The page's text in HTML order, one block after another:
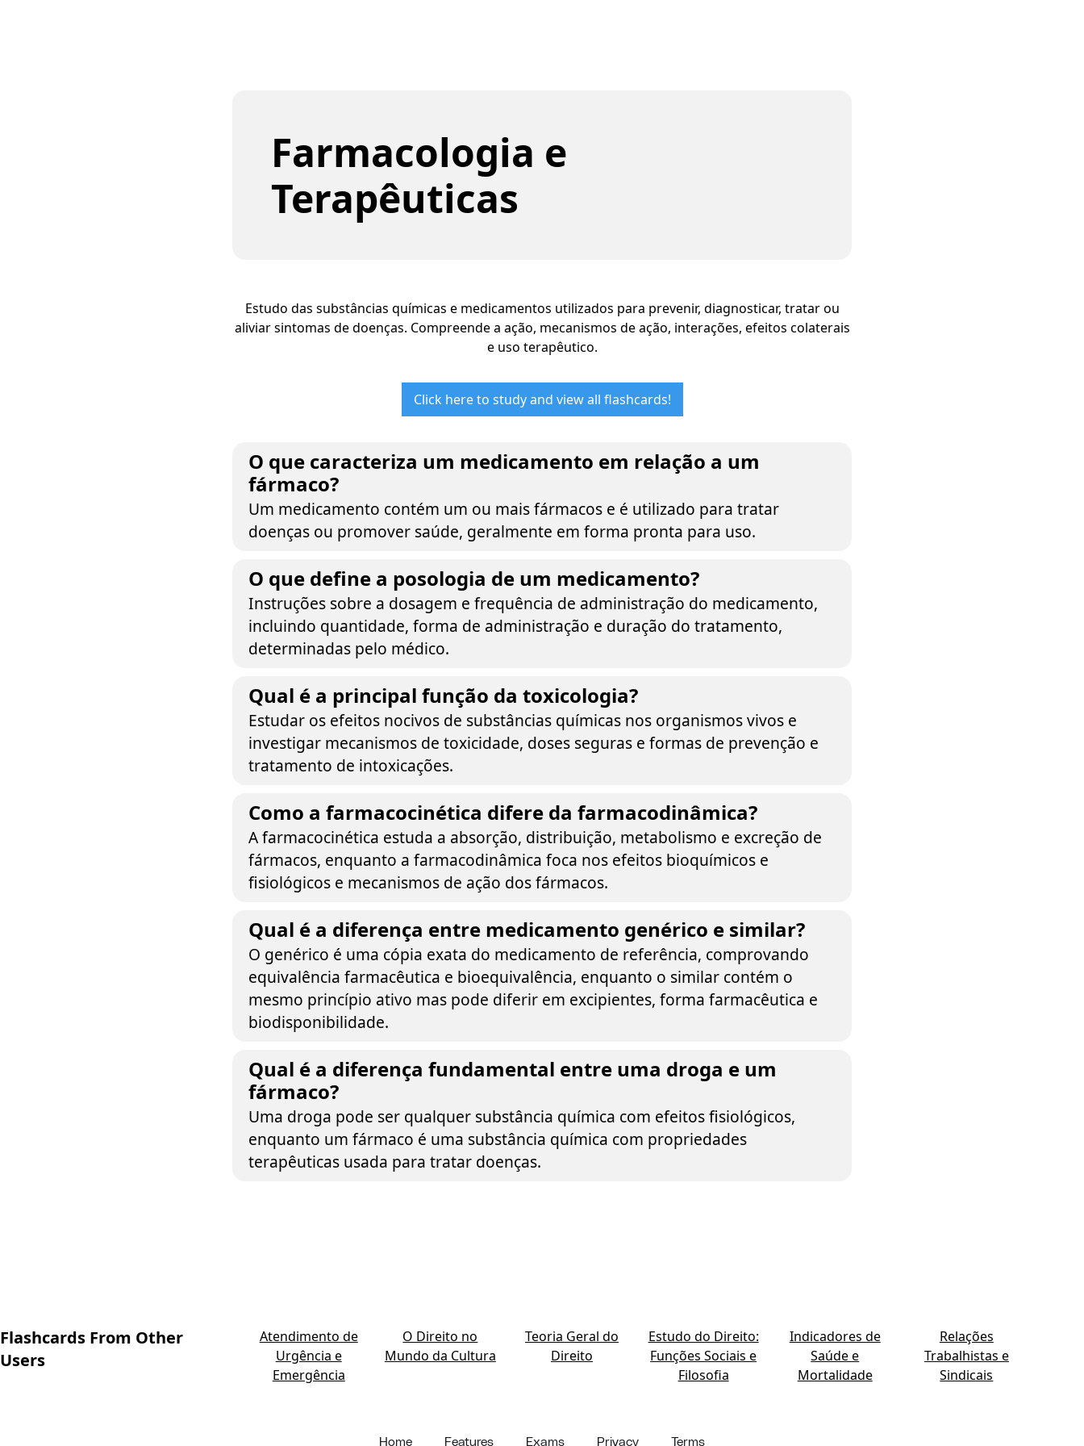
Farmacologia e
Terapêuticas
Estudo das substâncias químicas e medicamentos utilizados para prevenir, diagnosticar, tratar ou
aliviar sintomas de doenças. Compreende a ação, mecanismos de ação, interações, efeitos colaterais
e uso terapêutico.
Click here to study and view all flashcards!
O que caracteriza um medicamento em relação a um
fármaco?
Um medicamento contém um ou mais fármacos e é utilizado para tratar
doenças ou promover saúde, geralmente em forma pronta para uso.
O que define a posologia de um medicamento?
Instruções sobre a dosagem e frequência de administração do medicamento,
incluindo quantidade, forma de administração e duração do tratamento,
determinadas pelo médico.
Qual é a principal função da toxicologia?
Estudar os efeitos nocivos de substâncias químicas nos organismos vivos e
investigar mecanismos de toxicidade, doses seguras e formas de prevenção e
tratamento de intoxicações.
Como a farmacocinética difere da farmacodinâmica?
A farmacocinética estuda a absorção, distribuição, metabolismo e excreção de
fármacos, enquanto a farmacodinâmica foca nos efeitos bioquímicos e
fisiológicos e mecanismos de ação dos fármacos.
Qual é a diferença entre medicamento genérico e similar?
O genérico é uma cópia exata do medicamento de referência, comprovando
equivalência farmacêutica e bioequivalência, enquanto o similar contém o
mesmo princípio ativo mas pode diferir em excipientes, forma farmacêutica e
biodisponibilidade.
Qual é a diferença fundamental entre uma droga e um
fármaco?
Uma droga pode ser qualquer substância química com efeitos fisiológicos,
enquanto um fármaco é uma substância química com propriedades
terapêuticas usada para tratar doenças.
Flashcards From Other
Users
Atendimento de
Urgência e
Emergência
O Direito no
Mundo da Cultura
Teoria Geral do
Direito
Estudo do Direito:
Funções Sociais e
Filosofia
Indicadores de
Saúde e
Mortalidade
Relações
Trabalhistas e
Sindicais
Home Features Exams Privacy Terms